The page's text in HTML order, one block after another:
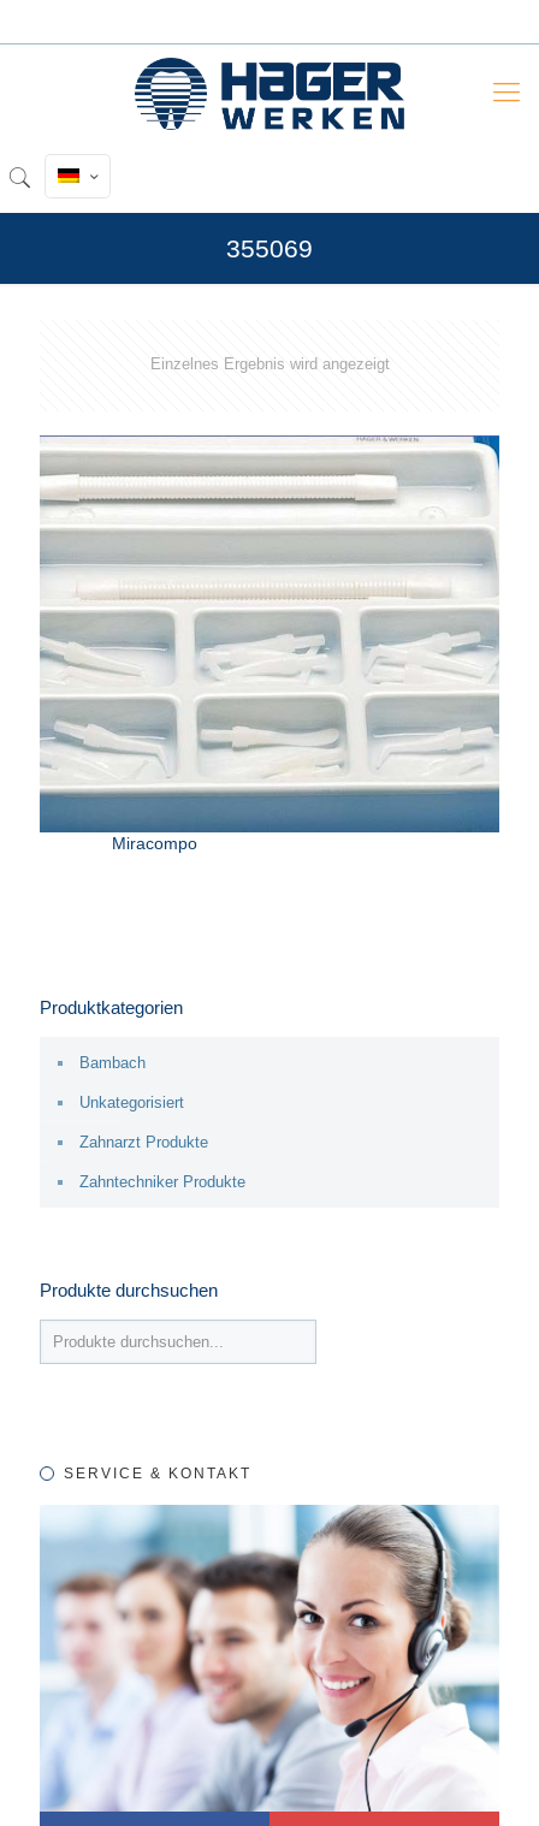
355069
Einzelnes Ergebnis wird angezeigt
Miracompo
Produktkategorien
Bambach
Unkategorisiert
Zahnarzt Produkte
Zahntechniker Produkte
Produkte durchsuchen
SERVICE & KONTAKT